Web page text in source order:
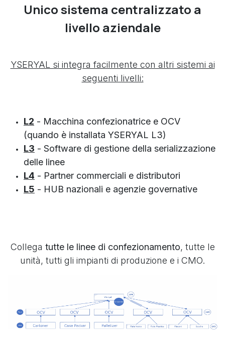
Unico sistema centralizzato a
livello aziendale
YSERYAL si integra facilmente con altri sistemi ai
seguenti livelli:
L2 - Macchina confezionatrice e OCV
(quando è installata YSERYAL L3)
L3 - Software di gestione della serializzazione
delle linee
L4 - Partner commerciali e distributori
L5 - HUB nazionali e agenzie governative
Collega tutte le linee di confezionamento, tutte le
unità, tutti gli impianti di produzione e i CMO.
Precedente